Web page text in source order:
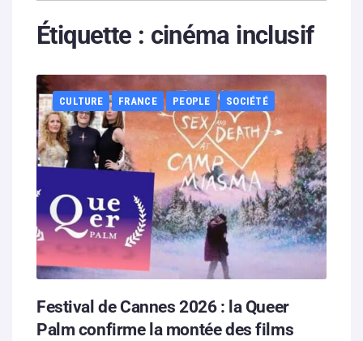
Contenus litigieux
Boutique
Partenaires
Hébergement solidaire
Étiquette : cinéma inclusif
CULTURE FRANCE PEOPLE SOCIÉTÉ
Festival de Cannes 2026 : la Queer
Palm confirme la montée des films